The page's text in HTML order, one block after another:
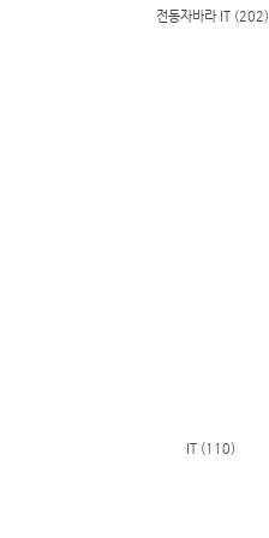
전동자바라 IT (202)
IT (110)